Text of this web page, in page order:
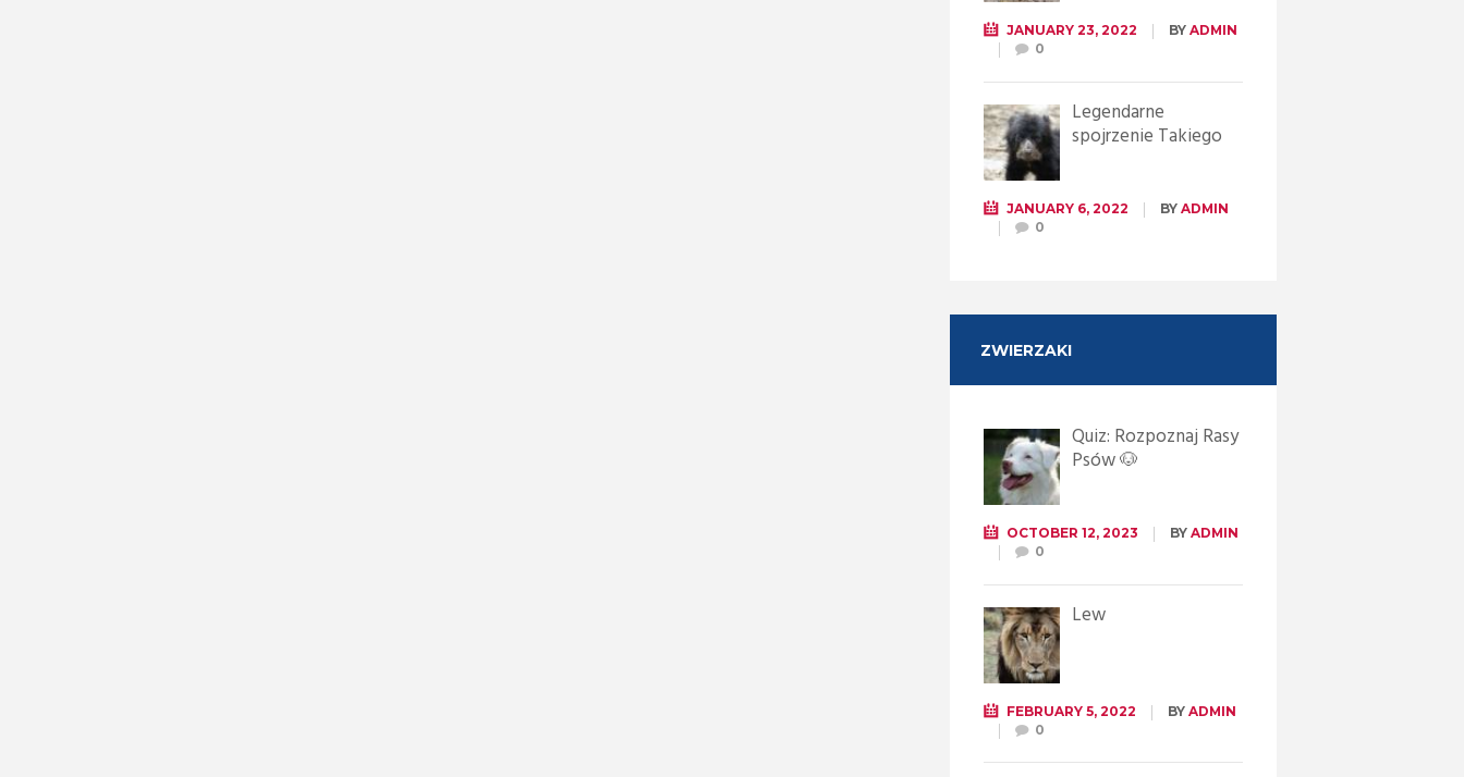
JANUARY 23, 2022 BY ADMIN
0
Legendarne
spojrzenie Takiego
JANUARY 6, 2022 BY ADMIN
0
ZWIERZAKI
Quiz: Rozpoznaj Rasy
Psów 🐶
OCTOBER 12, 2023 BY ADMIN
0
Lew
FEBRUARY 5, 2022 BY ADMIN
0